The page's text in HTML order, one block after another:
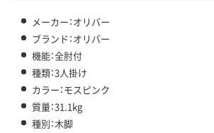
メーカー：オリバー
ブランド：オリバー
機能：全肘付
種類：3人掛け
カラー：モスピンク
質量：31.1kg
種別：木脚